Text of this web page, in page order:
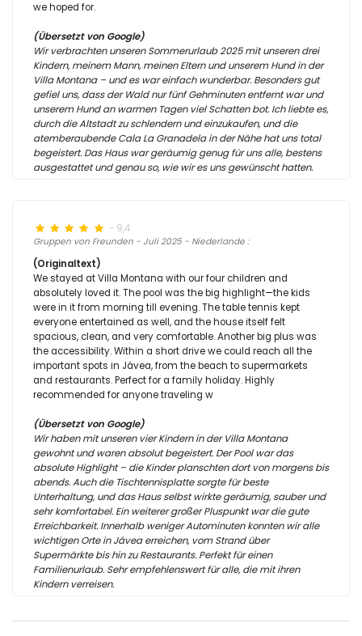
we hoped for.
(Übersetzt von Google)
Wir verbrachten unseren Sommerurlaub 2025 mit unseren drei
Kindern, meinem Mann, meinen Eltern und unserem Hund in der
Villa Montana – und es war einfach wunderbar. Besonders gut
gefiel uns, dass der Wald nur fünf Gehminuten entfernt war und
unserem Hund an warmen Tagen viel Schatten bot. Ich liebte es,
durch die Altstadt zu schlendern und einzukaufen, und die
atemberaubende Cala La Granadela in der Nähe hat uns total
begeistert. Das Haus war geräumig genug für uns alle, bestens
ausgestattet und genau so, wie wir es uns gewünscht hatten.
- 9,4
Gruppen von Freunden - Juli 2025 - Niederlande :
(Originaltext)
We stayed at Villa Montana with our four children and
absolutely loved it. The pool was the big highlight—the kids
were in it from morning till evening. The table tennis kept
everyone entertained as well, and the house itself felt
spacious, clean, and very comfortable. Another big plus was
the accessibility. Within a short drive we could reach all the
important spots in Jávea, from the beach to supermarkets
and restaurants. Perfect for a family holiday. Highly
recommended for anyone traveling w
(Übersetzt von Google)
Wir haben mit unseren vier Kindern in der Villa Montana
gewohnt und waren absolut begeistert. Der Pool war das
absolute Highlight – die Kinder planschten dort von morgens bis
abends. Auch die Tischtennisplatte sorgte für beste
Unterhaltung, und das Haus selbst wirkte geräumig, sauber und
sehr komfortabel. Ein weiterer großer Pluspunkt war die gute
Erreichbarkeit. Innerhalb weniger Autominuten konnten wir alle
wichtigen Orte in Jávea erreichen, vom Strand über
Supermärkte bis hin zu Restaurants. Perfekt für einen
Familienurlaub. Sehr empfehlenswert für alle, die mit ihren
Kindern verreisen.